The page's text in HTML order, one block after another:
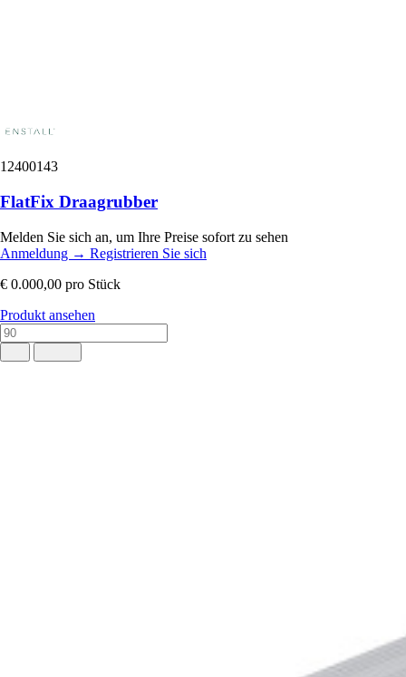
12400143
FlatFix Draagrubber
Melden Sie sich an, um Ihre Preise sofort zu sehen
Anmeldung → Registrieren Sie sich
€ 0.000,00 pro Stück
Produkt ansehen